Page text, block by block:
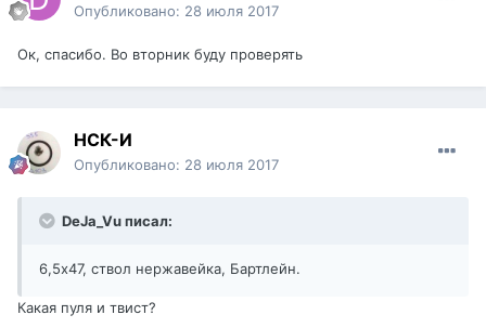
Опубликовано: 28 июля 2017
Ок, спасибо. Во вторник буду проверять
НСК-И
Опубликовано: 28 июля 2017
DeJa_Vu писал:
6,5х47, ствол нержавейка, Бартлейн.
Какая пуля и твист?